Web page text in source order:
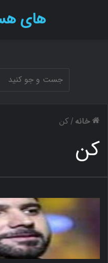
های
خانه / کن
کن